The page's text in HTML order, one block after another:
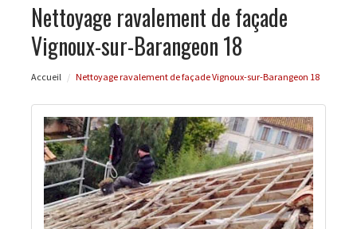
Nettoyage ravalement de façade
Vignoux-sur-Barangeon 18
Accueil Nettoyage ravalement de façade Vignoux-sur-Barangeon 18